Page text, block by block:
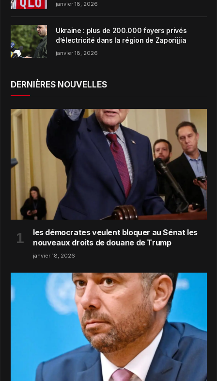
janvier 18, 2026
Ukraine : plus de 200.000 foyers privés
d’électricité dans la région de Zaporijjia
janvier 18, 2026
DERNIÈRES NOUVELLES
les démocrates veulent bloquer au Sénat les
nouveaux droits de douane de Trump
janvier 18, 2026